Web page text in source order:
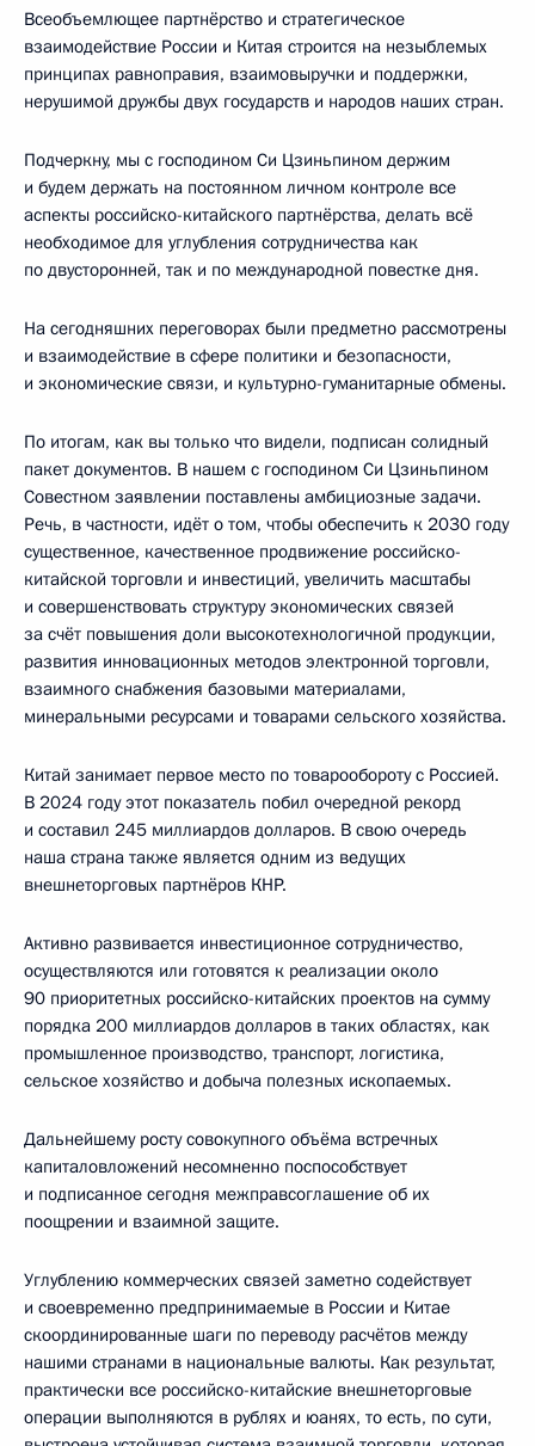
Всеобъемлющее партнёрство и стратегическое
взаимодействие России и Китая строится на незыблемых
принципах равноправия, взаимовыручки и поддержки,
нерушимой дружбы двух государств и народов наших стран.
Подчеркну, мы с господином Си Цзиньпином держим
и будем держать на постоянном личном контроле все
аспекты российско-китайского партнёрства, делать всё
необходимое для углубления сотрудничества как
по двусторонней, так и по международной повестке дня.
На сегодняшних переговорах были предметно рассмотрены
и взаимодействие в сфере политики и безопасности,
и экономические связи, и культурно-гуманитарные обмены.
По итогам, как вы только что видели, подписан солидный
пакет документов. В нашем с господином Си Цзиньпином
Совестном заявлении поставлены амбициозные задачи.
Речь, в частности, идёт о том, чтобы обеспечить к 2030 году
существенное, качественное продвижение российско-
китайской торговли и инвестиций, увеличить масштабы
и совершенствовать структуру экономических связей
за счёт повышения доли высокотехнологичной продукции,
развития инновационных методов электронной торговли,
взаимного снабжения базовыми материалами,
минеральными ресурсами и товарами сельского хозяйства.
Китай занимает первое место по товарообороту с Россией.
В 2024 году этот показатель побил очередной рекорд
и составил 245 миллиардов долларов. В свою очередь
наша страна также является одним из ведущих
внешнеторговых партнёров КНР.
Активно развивается инвестиционное сотрудничество,
осуществляются или готовятся к реализации около
90 приоритетных российско-китайских проектов на сумму
порядка 200 миллиардов долларов в таких областях, как
промышленное производство, транспорт, логистика,
сельское хозяйство и добыча полезных ископаемых.
Дальнейшему росту совокупного объёма встречных
капиталовложений несомненно поспособствует
и подписанное сегодня межправсоглашение об их
поощрении и взаимной защите.
Углублению коммерческих связей заметно содействует
и своевременно предпринимаемые в России и Китае
скоординированные шаги по переводу расчётов между
нашими странами в национальные валюты. Как результат,
практически все российско-китайские внешнеторговые
операции выполняются в рублях и юанях, то есть, по сути,